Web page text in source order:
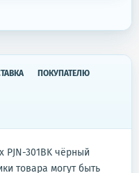
ПОКУПАТЕЛЮ
PJN-301BK чёрный
товара могут быть